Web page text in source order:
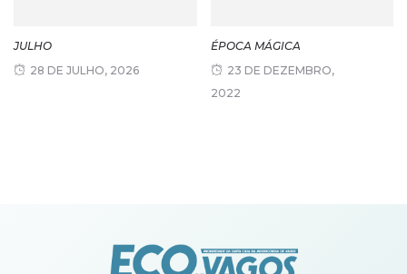
JULHO
28 DE JULHO, 2026
ÉPOCA MÁGICA
23 DE DEZEMBRO,
2022